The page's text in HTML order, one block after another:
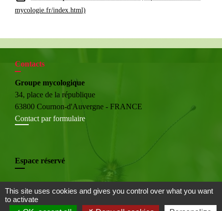
mycologie.fr/index.html)
Contacts
Groupe mycologique
34, place de la république
63800 Cournon-d'Auvergne - FRANCE
Contact par formulaire
Espace réservé
Liens utiles
This site uses cookies and gives you control over what you want
to activate